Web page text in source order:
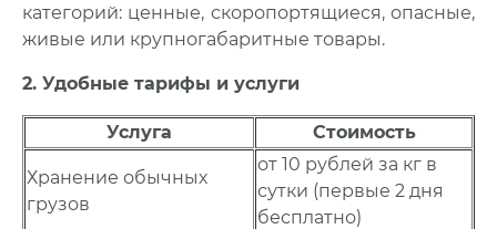
категорий: ценные, скоропортящиеся, опасные,
живые или крупногабаритные товары.
2. Удобные тарифы и услуги
Услуга Стоимость
Хранение обычных
грузов
от 10 рублей за кг в
сутки (первые 2 дня
бесплатно)